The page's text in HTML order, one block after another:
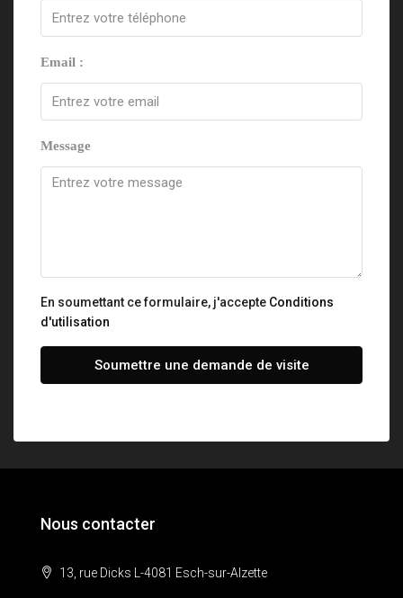
Email :
Message
En soumettant ce formulaire, j'accepte Conditions
d'utilisation
Soumettre une demande de visite
Nous contacter
13, rue Dicks L-4081 Esch-sur-Alzette